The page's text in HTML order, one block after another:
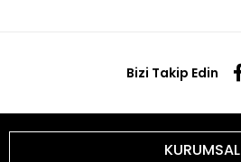
Bizi Takip Edin
KURUMSAL